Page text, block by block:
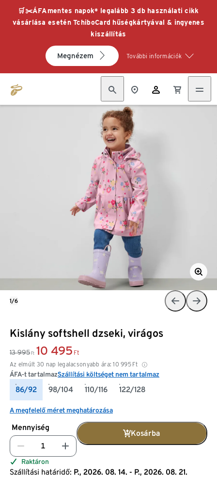
🛒✂️ÁFAmentes napok* legalább 3 db használati cikk
vásárlása esetén TchiboCard hűségkártyával & ingyenes
kiszállítás
Megnézem További információk
Kislány softshell dzseki, virágos
13 995 Ft 10 495 Ft
Az elmúlt 30 nap legalacsonyabb ára: 10 995 Ft
ÁFA-t tartalmazSzállítási költséget nem tartalmaz
86/92 98/104 110/116 122/128
A megfelelő méret meghatározása
Mennyiség
Kosárba
Raktáron
Szállítási határidő: P., 2026. 08. 14. - P., 2026. 08. 21.
1/6